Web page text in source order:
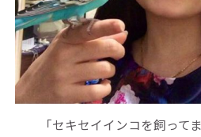
「セキセイインコを飼って